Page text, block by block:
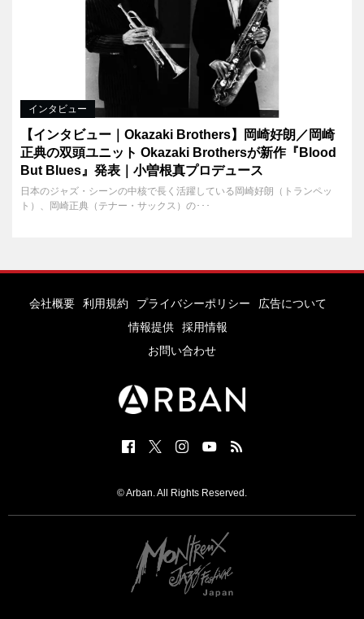
インタビュー
【インタビュー｜Okazaki Brothers】岡崎好朗／岡崎
正典の双頭ユニット Okazaki Brothersが新作『Blood
But Blues』発表｜小曽根真プロデュース
日本のジャズ・シーンの中核で長く活躍している岡崎好朗（トランペッ
ト）、岡崎正典（テナー・サックス）の･･･
会社概要 利用規約 プライバシーポリシー
広告について
情報提供
採用情報
お問い合わせ
© Arban. All Rights Reserved.